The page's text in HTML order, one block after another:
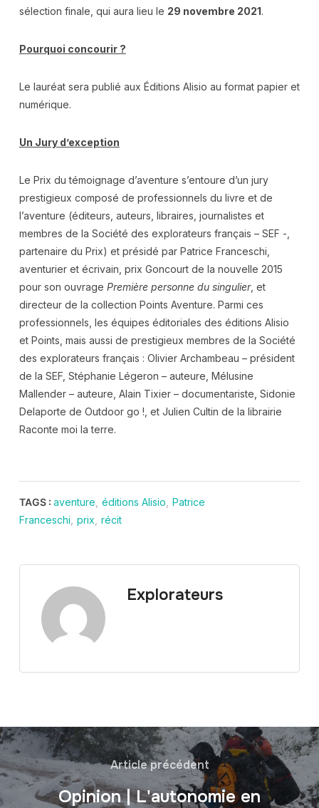
sélection finale, qui aura lieu le 29 novembre 2021.
Pourquoi concourir ?
Le lauréat sera publié aux Éditions Alisio au format papier et
numérique.
Un Jury d’exception
Le Prix du témoignage d’aventure s’entoure d’un jury
prestigieux composé de professionnels du livre et de
l’aventure (éditeurs, auteurs, libraires, journalistes et
membres de la Société des explorateurs français – SEF -,
partenaire du Prix) et présidé par Patrice Franceschi,
aventurier et écrivain, prix Goncourt de la nouvelle 2015
pour son ouvrage Première personne du singulier, et
directeur de la collection Points Aventure. Parmi ces
professionnels, les équipes éditoriales des éditions Alisio
et Points, mais aussi de prestigieux membres de la Société
des explorateurs français : Olivier Archambeau – président
de la SEF, Stéphanie Légeron – auteure, Mélusine
Mallender – auteure, Alain Tixier – documentariste, Sidonie
Delaporte de Outdoor go !, et Julien Cultin de la librairie
Raconte moi la terre.
TAGS : aventure éditions Alisio Patrice
Franceschi prix récit
Explorateurs
Article précédent
Opinion | L'autonomie en